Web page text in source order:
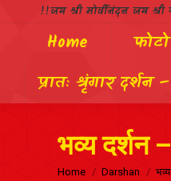
!!जय श्री मोर्वीनंदन जय
Home
प्रातः श्रृंगार
भव्य दर्शन
Home Darshan